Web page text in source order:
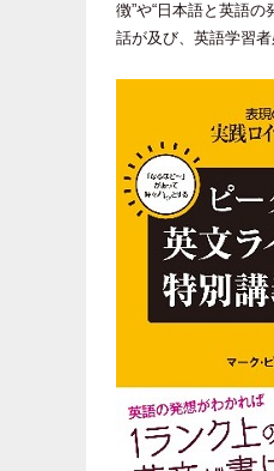
徴”や“日本語と英語
話が及び、英語学習者